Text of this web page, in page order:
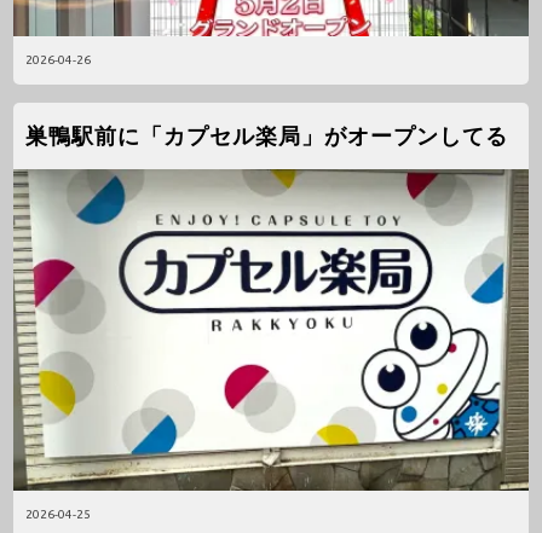
2026-04-26
2026-04-25
巣鴨駅前に「カプセル楽局」がオープンしてる